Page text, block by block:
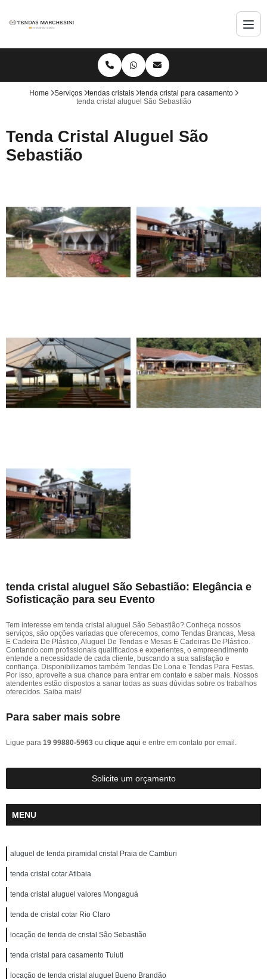
Home Serviços tendas cristais
tenda cristal para casamento
tenda cristal aluguel São Sebastião
Tenda Cristal Aluguel São
Sebastião
tenda cristal aluguel São Sebastião: Elegância e
Sofisticação para seu Evento
Tem interesse em tenda cristal aluguel São Sebastião? Conheça nossos
serviços, são opções variadas que oferecemos, como Tendas Brancas, Mesa
E Cadeira De Plástico, Aluguel De Tendas e Mesas E Cadeiras De Plástico.
Contando com profissionais qualificados e experientes, o empreendimento
entende a necessidade de cada cliente, buscando a sua satisfação e
confiança. Disponibilizamos também Tendas De Lona e Tendas Para Festas.
Por isso, aproveite a sua chance para entrar em contato e saber mais. Nossos
atendentes estão dispostos a sanar todas as suas dúvidas sobre os trabalhos
oferecidos. Saiba mais!
Para saber mais sobre
Ligue para 19 99880-5963 ou clique aqui e entre em contato por email.
Solicite um orçamento
MENU
aluguel de tenda piramidal cristal Praia de Camburi
tenda cristal cotar Atibaia
tenda cristal aluguel valores Mongaguá
tenda de cristal cotar Rio Claro
locação de tenda de cristal São Sebastião
tenda cristal para casamento Tuiuti
locação de tenda cristal aluguel Bueno Brandão